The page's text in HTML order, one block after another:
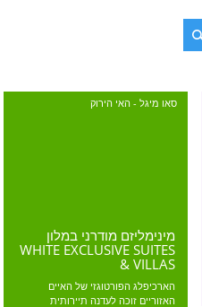
סאו מיגל - האי הירוק
מינימליזם מודרני במלון
WHITE EXCLUSIVE SUITES
& VILLAS
הארכיפלג הפורטוגזי של האיים
האזוריים זוכה לעדנה תיירותית